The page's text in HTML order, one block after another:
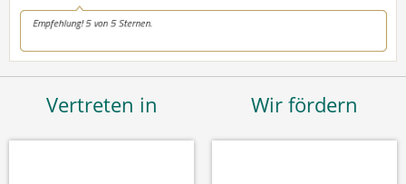
Vertreten in Wir fördern